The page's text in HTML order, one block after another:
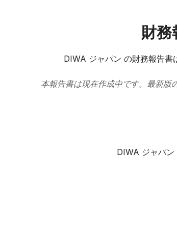
財務
DIWA ジャパン の財務報告書
本報告書は現在作成中です。最新版
DIWA ジャパン